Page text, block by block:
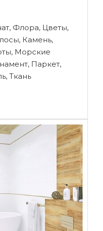
Флора, Цветы,
Камень,
Морские
Паркет,
Ткань